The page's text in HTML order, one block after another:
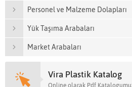
Personel ve Malzeme Dolapları
Yük Taşıma Arabaları
Market Arabaları
Vira Plastik Katalog